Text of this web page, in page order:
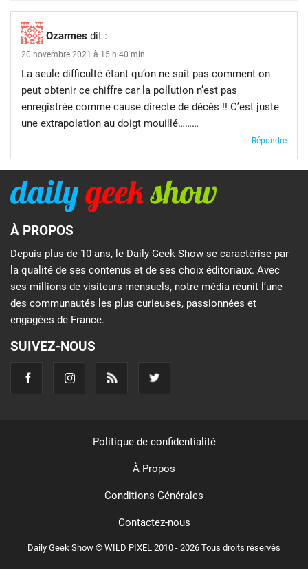
Ozarmes dit :
20 novembre 2021 à 15 h 40 min
La seule difficulté étant qu’on ne sait pas comment on
peut obtenir ce chiffre car la pollution n’est pas
enregistrée comme cause directe de décès !! C’est juste
une extrapolation au doigt mouillé………
Répondre
À PROPOS
Depuis plus de 10 ans, le Daily Geek Show se caractérise par
la qualité de ses contenus et de ses choix éditoriaux. Avec
ses millions de visiteurs mensuels, notre média réunit l’une
des communautés les plus curieuses, passionnées et
engagées de France.
SUIVEZ-NOUS
Daily Geek Show © WILD PIXEL 2010 - 2026 Tous droits réservés
Politique de confidentialité
À Propos
Conditions Générales
Contactez-nous